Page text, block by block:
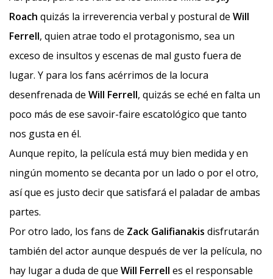
Roach quizás la irreverencia verbal y postural de Will
Ferrell, quien atrae todo el protagonismo, sea un
exceso de insultos y escenas de mal gusto fuera de
lugar. Y para los fans acérrimos de la locura
desenfrenada de Will Ferrell, quizás se eché en falta un
poco más de ese savoir-faire escatológico que tanto
nos gusta en él.
Aunque repito, la película está muy bien medida y en
ningún momento se decanta por un lado o por el otro,
así que es justo decir que satisfará el paladar de ambas
partes.
Por otro lado, los fans de Zack Galifianakis disfrutarán
también del actor aunque después de ver la película, no
hay lugar a duda de que Will Ferrell es el responsable